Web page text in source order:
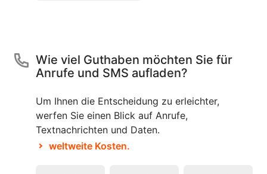
Wie viel Guthaben möchten Sie für
Anrufe und SMS aufladen?
Um Ihnen die Entscheidung zu erleichter,
werfen Sie einen Blick auf Anrufe,
Textnachrichten und Daten.
weltweite Kosten.